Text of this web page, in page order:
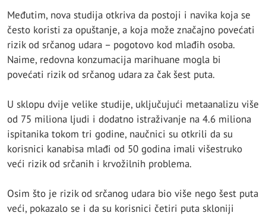
Međutim, nova studija otkriva da postoji i navika koja se
često koristi za opuštanje, a koja može značajno povećati
rizik od srčanog udara – pogotovo kod mlađih osoba.
Naime, redovna konzumacija marihuane mogla bi
povećati rizik od srčanog udara za čak šest puta.
U sklopu dvije velike studije, uključujući metaanalizu više
od 75 miliona ljudi i dodatno istraživanje na 4.6 miliona
ispitanika tokom tri godine, naučnici su otkrili da su
korisnici kanabisa mlađi od 50 godina imali višestruko
veći rizik od srčanih i krvožilnih problema.
Osim što je rizik od srčanog udara bio više nego šest puta
veći, pokazalo se i da su korisnici četiri puta skloniji